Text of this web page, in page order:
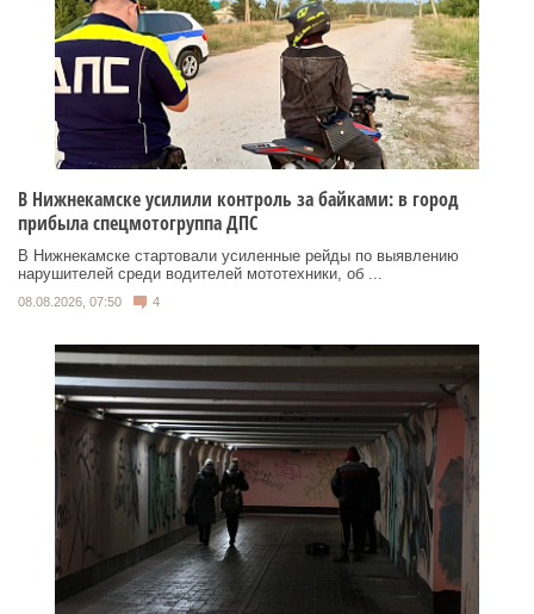
В Нижнекамске усилили контроль за байками: в город
прибыла спецмотогруппа ДПС
В Нижнекамске стартовали усиленные рейды по выявлению
нарушителей среди водителей мототехники, об ...
08.08.2026, 07:50 4